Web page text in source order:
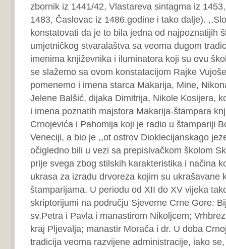
zbornik iz 1441/42, Vlastareva sintagma iz
1483, Časlovac iz 1486.godine i tako dalje).
konstatovati da je to bila jedna od najpoznatijih
umjetničkog stvaralaštva sa veoma dugom
imenima književnika i iluminatora koji su ovu
se slažemo sa ovom konstatacijom Rajke
pomenemo i imena starca Makarija, Mine,
Jelene Balšić, dijaka Dimitrija, Nikole Kosijera,
i imena poznatih majstora Makarija-štampara
Crnojevića i Pahomija koji je radio u štampariji
Veneciji, a bio je ,,ot ostrov Dioklecijanskago
očigledno bili u vezi sa prepisivačkom školom
prije svega zbog stilskih karakteristika i načina
ukrasa za izradu drvoreza kojim su ukrašavane
štamparijama. U periodu od XII do XV vijeka
skriptorijumi na području Sjeverne Crne Gore:
sv.Petra i Pavla i manastirom Nikoljcem;
kraj Pljevalja; manastir Morača i dr. U doba
tradicija veoma razvijene administracije, iako